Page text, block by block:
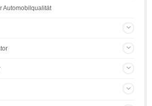
Automobilqualität